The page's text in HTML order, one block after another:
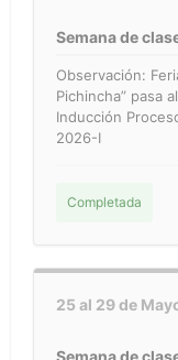
Semana de
Observación:
Pichincha” pasa
Inducción
2026-I
Completada
25 al 29 de
Semana de